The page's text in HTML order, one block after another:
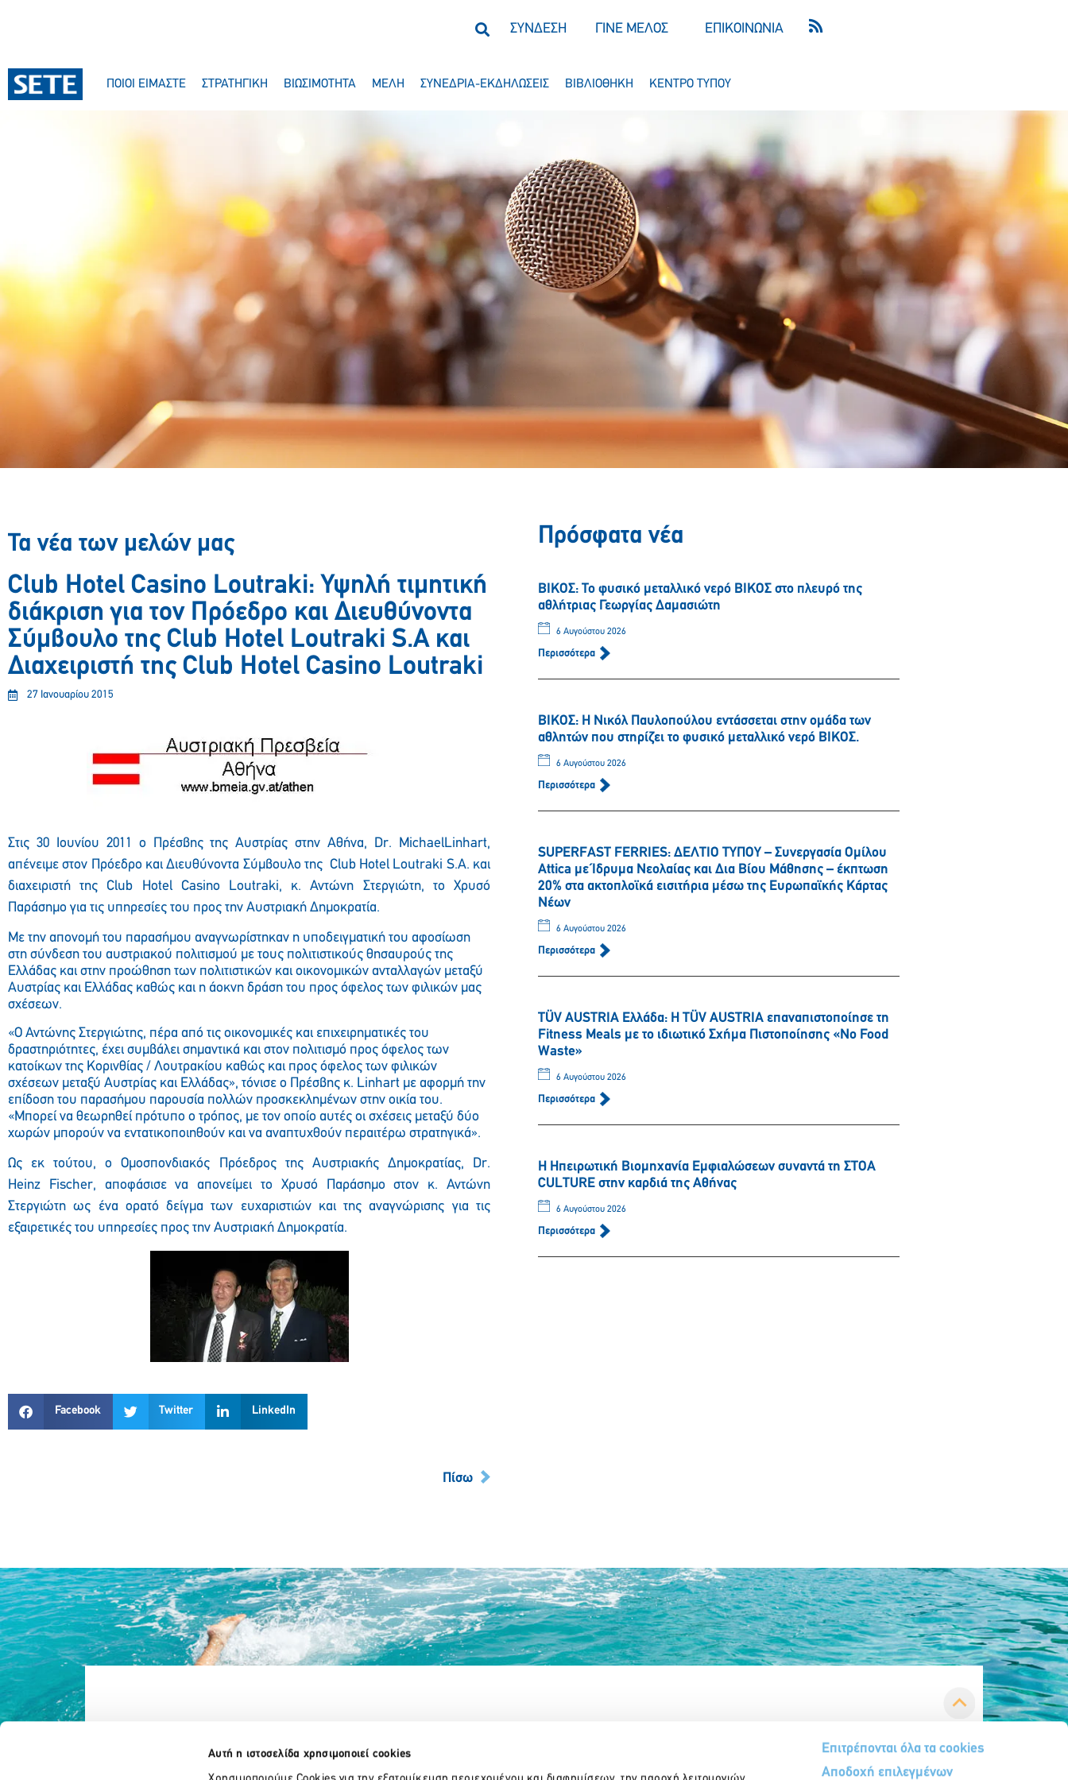
Αυτή η ιστοσελίδα χρησιμοποιεί cookies
Επιτρέπονται όλα τα cookies
Αποδοχή επιλεγμένων
ΣΥΝΔΕΣΗ ΓΙΝΕ ΜΕΛΟΣ ΕΠΙΚΟΙΝΩΝΙΑ
ΠΟΙΟΙ ΕΙΜΑΣΤΕ ΣΤΡΑΤΗΓΙΚΗ ΒΙΩΣΙΜΟΤΗΤΑ ΜΕΛΗ ΣΥΝΕΔΡΙΑ-ΕΚΔΗΛΩΣΕΙΣ ΒΙΒΛΙΟΘΗΚΗ ΚΕΝΤΡΟ ΤΥΠΟΥ
Τα νέα των μελών μας
Club Hotel Casino Loutraki: Υψηλή τιμητική
διάκριση για τον Πρόεδρο και Διευθύνοντα
Σύμβουλο της Club Hotel Loutraki S.A και
Διαχειριστή της Club Hotel Casino Loutraki
27 Ιανουαρίου 2015
Στις 30 Ιουνίου 2011 ο Πρέσβης της Αυστρίας στην Αθήνα, Dr. MichaelLinhart,
απένειμε στον Πρόεδρο και Διευθύνοντα Σύμβουλο της Club Hotel Loutraki S.A. και
διαχειριστή της Club Hotel Casino Loutraki, κ. Αντώνη Στεργιώτη, το Χρυσό
Παράσημο για τις υπηρεσίες του προς την Αυστριακή Δημοκρατία.
Με την απονομή του παρασήμου αναγνωρίστηκαν η υποδειγματική του αφοσίωση
στη σύνδεση του αυστριακού πολιτισμού με τους πολιτιστικούς θησαυρούς της
Ελλάδας και στην προώθηση των πολιτιστικών και οικονομικών ανταλλαγών μεταξύ
Αυστρίας και Ελλάδας καθώς και η άοκνη δράση του προς όφελος των φιλικών μας
σχέσεων.
«Ο Αντώνης Στεργιώτης, πέρα από τις οικονομικές και επιχειρηματικές του
δραστηριότητες, έχει συμβάλει σημαντικά και στον πολιτισμό προς όφελος των
κατοίκων της Κορινθίας / Λουτρακίου καθώς και προς όφελος των φιλικών
σχέσεων μεταξύ Αυστρίας και Ελλάδας», τόνισε ο Πρέσβης κ. Linhart με αφορμή την
επίδοση του παρασήμου παρουσία πολλών προσκεκλημένων στην οικία του.
«Μπορεί να θεωρηθεί πρότυπο ο τρόπος, με τον οποίο αυτές οι σχέσεις μεταξύ δύο
χωρών μπορούν να εντατικοποιηθούν και να αναπτυχθούν περαιτέρω στρατηγικά».
Ως εκ τούτου, ο Ομοσπονδιακός Πρόεδρος της Αυστριακής Δημοκρατίας, Dr.
Heinz Fischer, αποφάσισε να απονείμει το Χρυσό Παράσημο στον κ. Αντώνη
Στεργιώτη ως ένα ορατό δείγμα των ευχαριστιών και της αναγνώρισης για τις
εξαιρετικές του υπηρεσίες προς την Αυστριακή Δημοκρατία.
Facebook Twitter LinkedIn
Πίσω
Πρόσφατα νέα
ΒΙΚΟΣ: Το φυσικό μεταλλικό νερό ΒΙΚΟΣ στο πλευρό της
αθλήτριας Γεωργίας Δαμασιώτη
6 Αυγούστου 2026
Περισσότερα
ΒΙΚΟΣ: Η Νικόλ Παυλοπούλου εντάσσεται στην ομάδα των
αθλητών που στηρίζει το φυσικό μεταλλικό νερό ΒΙΚΟΣ.
6 Αυγούστου 2026
Περισσότερα
SUPERFAST FERRIES: ΔΕΛΤΙΟ ΤΥΠΟΥ – Συνεργασία Ομίλου
Attica με Ίδρυμα Νεολαίας και Δια Βίου Μάθησης – έκπτωση
20% στα ακτοπλοϊκά εισιτήρια μέσω της Ευρωπαϊκής Κάρτας
Νέων
6 Αυγούστου 2026
Περισσότερα
TÜV AUSTRIA Ελλάδα: Η TÜV AUSTRIA επαναπιστοποίησε τη
Fitness Meals με το ιδιωτικό Σχήμα Πιστοποίησης «No Food
Waste»
6 Αυγούστου 2026
Περισσότερα
Η Ηπειρωτική Βιομηχανία Εμφιαλώσεων συναντά τη ΣΤΟΑ
CULTURE στην καρδιά της Αθήνας
6 Αυγούστου 2026
Περισσότερα
Παρακαλώ περιμένετε…